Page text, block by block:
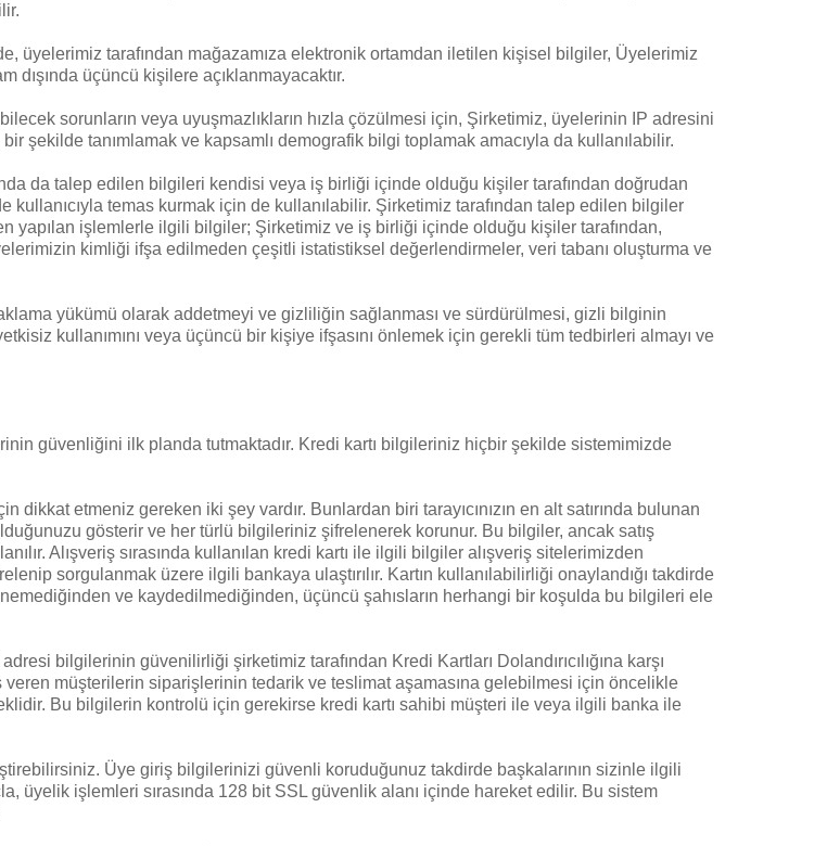
üyelerimiz tarafından mağazamıza elektronik ortamdan iletilen kişisel bilgiler, Üyelerimiz
dışında üçüncü kişilere açıklanmayacaktır.
sorunların veya uyuşmazlıkların hızla çözülmesi için, Şirketimiz, üyelerinin IP adresini
şekilde tanımlamak ve kapsamlı demografik bilgi toplamak amacıyla da kullanılabilir.
da talep edilen bilgileri kendisi veya iş birliği içinde olduğu kişiler tarafından doğrudan
temas kurmak için de kullanılabilir. Şirketimiz tarafından talep edilen bilgiler
yapılan işlemlerle ilgili bilgiler; Şirketimiz ve iş birliği içinde olduğu kişiler tarafından,
kimliği ifşa edilmeden çeşitli istatistiksel değerlendirmeler, veri tabanı oluşturma ve
yükümü olarak addetmeyi ve gizliliğin sağlanması ve sürdürülmesi, gizli bilginin
kullanımını veya üçüncü bir kişiye ifşasını önlemek için gerekli tüm tedbirleri almayı ve
güvenliğini ilk planda tutmaktadır. Kredi kartı bilgileriniz hiçbir şekilde sistemimizde
etmeniz gereken iki şey vardır. Bunlardan biri tarayıcınızın en alt satırında bulunan
gösterir ve her türlü bilgileriniz şifrelenerek korunur. Bu bilgiler, ancak satış
Alışveriş sırasında kullanılan kredi kartı ile ilgili bilgiler alışveriş sitelerimizden
sorgulanmak üzere ilgili bankaya ulaştırılır. Kartın kullanılabilirliği onaylandığı takdirde
ve kaydedilmediğinden, üçüncü şahısların herhangi bir koşulda bu bilgileri ele
bilgilerinin güvenilirliği şirketimiz tarafından Kredi Kartları Dolandırıcılığına karşı
müşterilerin siparişlerinin tedarik ve teslimat aşamasına gelebilmesi için öncelikle
Bu bilgilerin kontrolü için gerekirse kredi kartı sahibi müşteri ile veya ilgili banka ile
Üye giriş bilgilerinizi güvenli koruduğunuz takdirde başkalarının sizinle ilgili
üyelik işlemleri sırasında 128 bit SSL güvenlik alanı içinde hareket edilir. Bu sistem